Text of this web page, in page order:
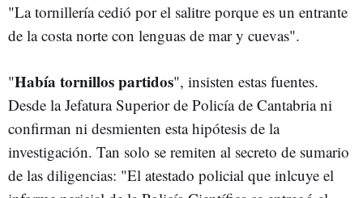
"La tornillería cedió por el salitre porque es un entrante
de la costa norte con lenguas de mar y cuevas".
"Había tornillos partidos", insisten estas fuentes.
Desde la Jefatura Superior de Policía de Cantabria ni
confirman ni desmienten esta hipótesis de la
investigación. Tan solo se remiten al secreto de sumario
de las diligencias: "El atestado policial que inlcuye el